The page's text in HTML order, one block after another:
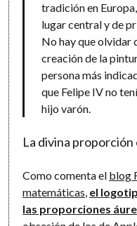
tradición en
lugar central y de
No hay que olvidar
creación de la
persona más
que Felipe IV no
hijo varón.
La divina
Como comenta el blog
matemáticas, el
las proporciones